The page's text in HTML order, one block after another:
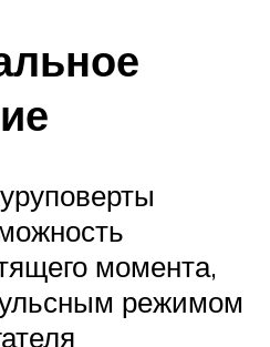
момента,
режимом